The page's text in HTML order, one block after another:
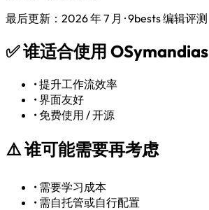
最后更新：2026 年 7 月 · 9bests 编辑评测
✅谁适合使用 OSymandias
•提升工作流效率
•界面友好
• 免费使用 / 开源
⚠️谁可能需要再考虑
• 需要学习成本
• 需自托管或自行配置